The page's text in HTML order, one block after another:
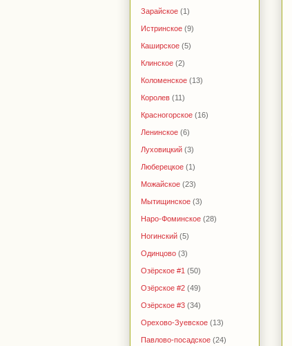
Зарайское (1)
Истринское (9)
Каширское (5)
Клинское (2)
Коломенское (13)
Королев (11)
Красногорское (16)
Ленинское (6)
Луховицкий (3)
Люберецкое (1)
Можайское (23)
Мытищинское (3)
Наро-Фоминское (28)
Ногинский (5)
Одинцово (3)
Озёрское #1 (50)
Озёрское #2 (49)
Озёрское #3 (34)
Орехово-Зуевское (13)
Павлово-посадское (24)